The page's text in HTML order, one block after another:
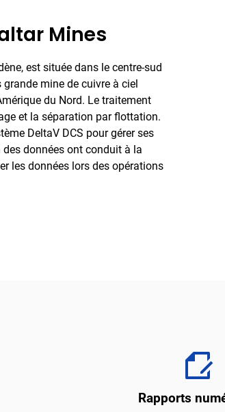
Mines
est située dans le centre-sud
mine de cuivre à ciel
du Nord. Le traitement
et la séparation par flottation.
DeltaV DCS pour gérer ses
données ont conduit à la
les données lors des opérations
Rapports